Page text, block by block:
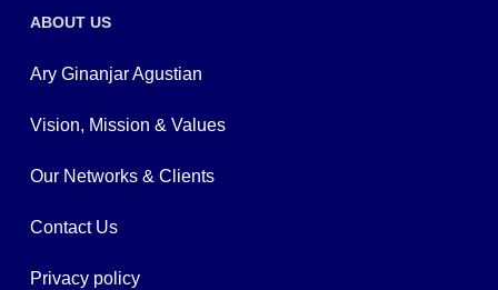
ABOUT US
Ary Ginanjar Agustian
Vision, Mission & Values
Our Networks & Clients
Contact Us
Privacy policy